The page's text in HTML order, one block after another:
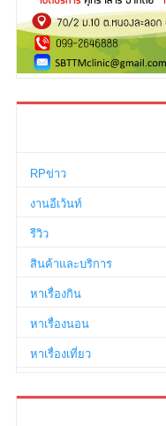
RPข่าว
งานอีเว้นท์
รีวิว
สินค้าและบริการ
หาเรื่องกิน
หาเรื่องนอน
หาเรื่องเที่ยว